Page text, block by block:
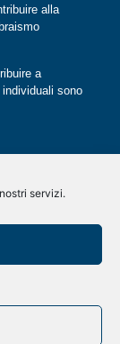
servizi.
alla
a
individuali sono